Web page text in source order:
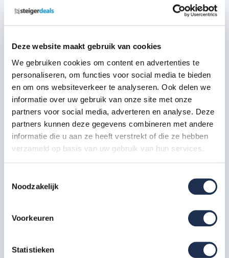
Deze website maakt gebruik van cookies
We gebruiken cookies om content en advertenties te
personaliseren, om functies voor social media te bieden
en om ons websiteverkeer te analyseren. Ook delen we
informatie over uw gebruik van onze site met onze
partners voor social media, adverteren en analyse. Deze
partners kunnen deze gegevens combineren met andere
informatie die u aan ze heeft verstrekt of die ze hebben
verzameld op basis van uw gebruik van hun services.
Noodzakelijk
Voorkeuren
Statistieken
Hoogte: 100 cm
Breedte: 90 cm
Vragen? Neem gerust contact met ons op.
Heeft u vragen over dit product of wilt u advies over wat de
beste oplossing is voor u? Neem dan gerust contact op via 085
0656192.Wij helpen u graag verder.
Specificaties
Artikelcode
werkhoogte in m